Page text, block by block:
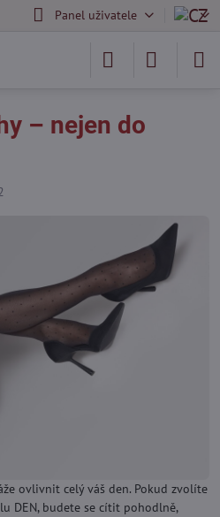
Panel uživatele
– nejen do
ovlivnit celý váš den. Pokud zvolíte
DEN, budete se cítit pohodlně,